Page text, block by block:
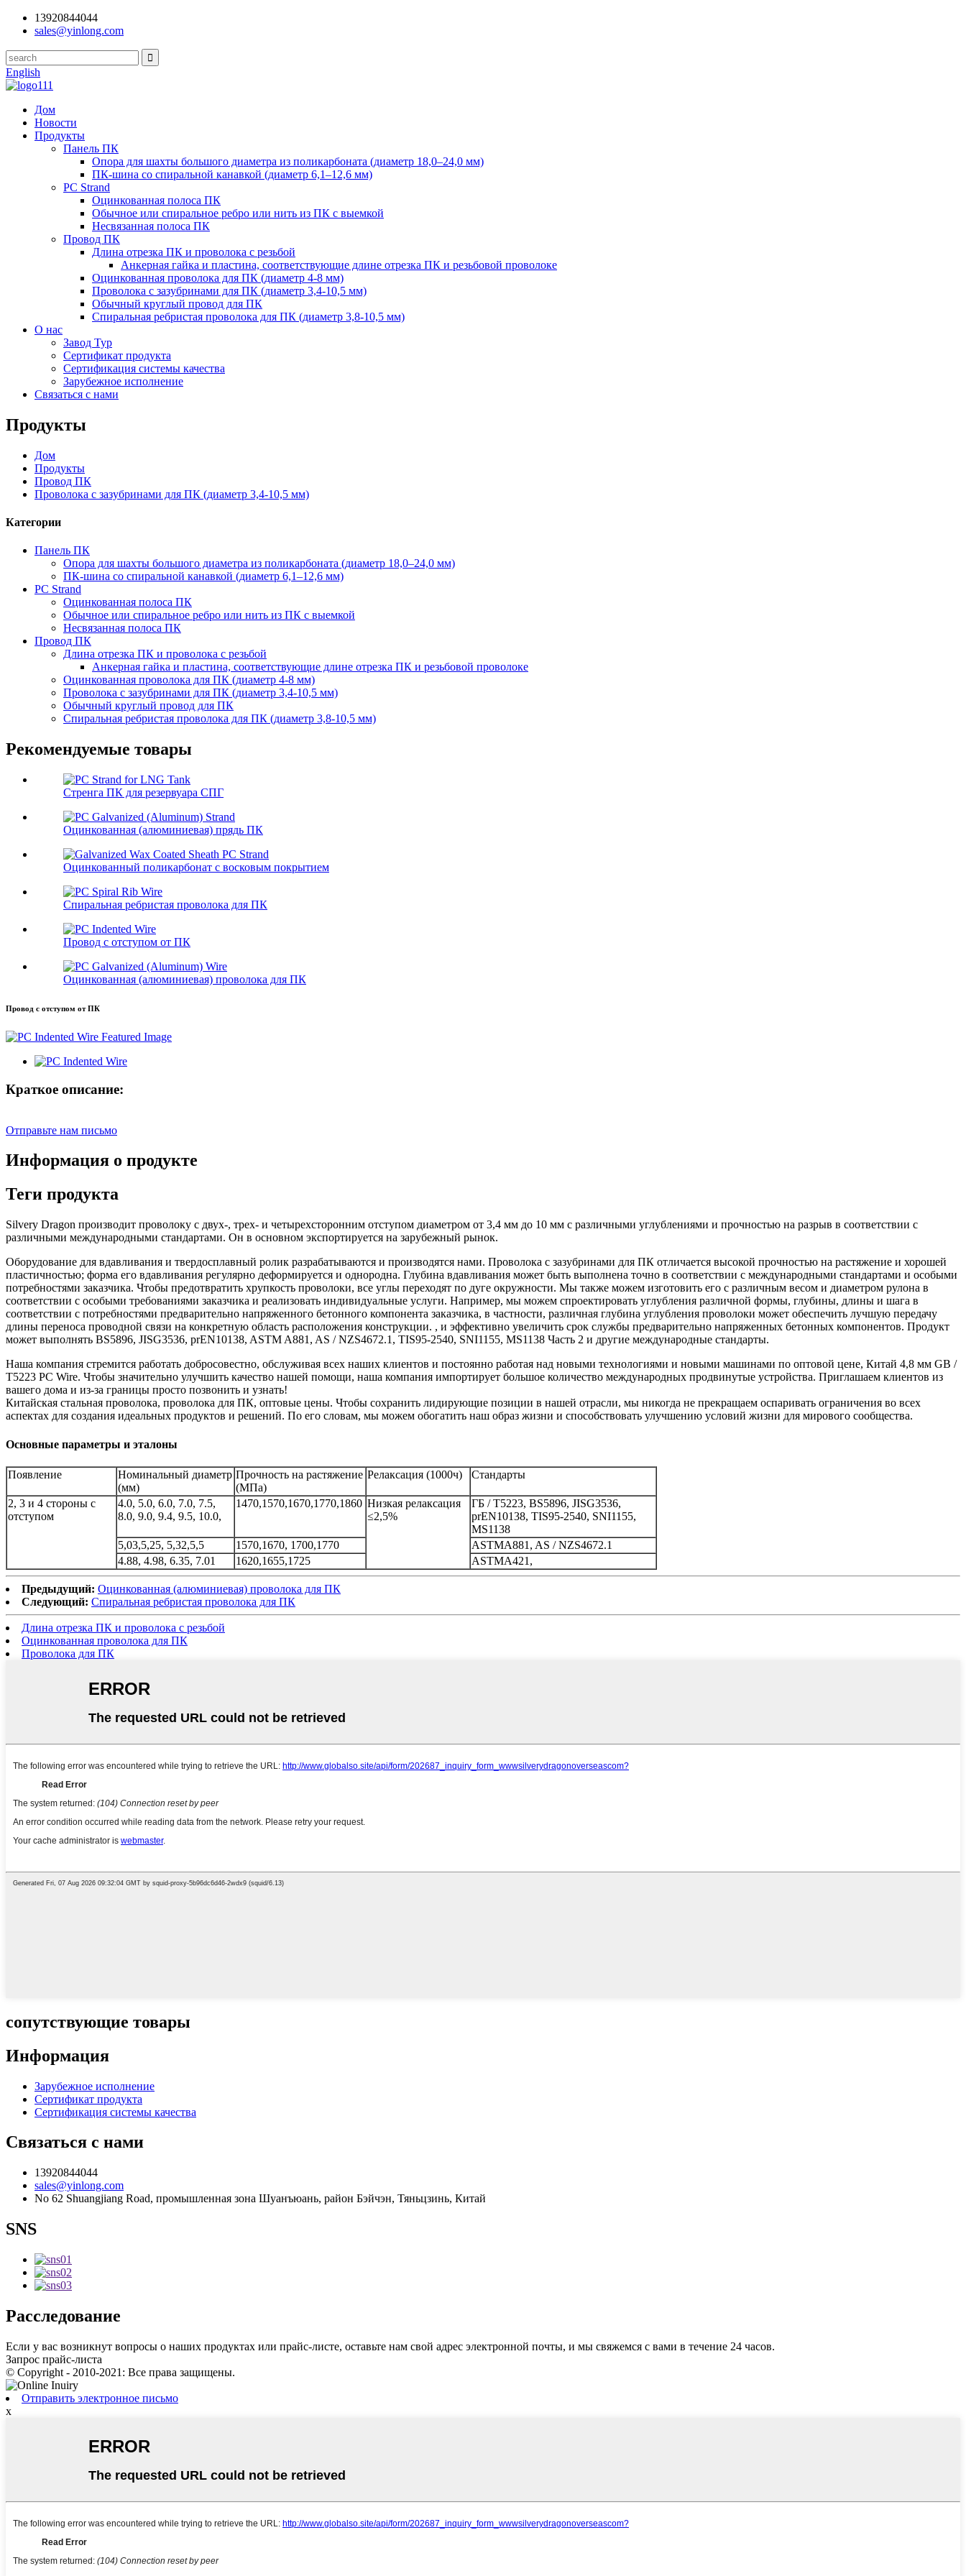
13920844044
sales@yinlong.com
English
Дом
Новости
Продукты
Панель ПК
Опора для шахты большого диаметра из поликарбоната (диаметр 18,0–24,0 мм)
ПК-шина со спиральной канавкой (диаметр 6,1–12,6 мм)
PC Strand
Оцинкованная полоса ПК
Обычное или спиральное ребро или нить из ПК с выемкой
Несвязанная полоса ПК
Провод ПК
Длина отрезка ПК и проволока с резьбой
Анкерная гайка и пластина, соответствующие длине отрезка ПК и резьбовой проволоке
Оцинкованная проволока для ПК (диаметр 4-8 мм)
Проволока с зазубринами для ПК (диаметр 3,4-10,5 мм)
Обычный круглый провод для ПК
Спиральная ребристая проволока для ПК (диаметр 3,8-10,5 мм)
О нас
Завод Тур
Сертификат продукта
Сертификация системы качества
Зарубежное исполнение
Связаться с нами
Продукты
Дом
Продукты
Провод ПК
Проволока с зазубринами для ПК (диаметр 3,4-10,5 мм)
Категории
Панель ПК
Опора для шахты большого диаметра из поликарбоната (диаметр 18,0–24,0 мм)
ПК-шина со спиральной канавкой (диаметр 6,1–12,6 мм)
PC Strand
Оцинкованная полоса ПК
Обычное или спиральное ребро или нить из ПК с выемкой
Несвязанная полоса ПК
Провод ПК
Длина отрезка ПК и проволока с резьбой
Анкерная гайка и пластина, соответствующие длине отрезка ПК и резьбовой проволоке
Оцинкованная проволока для ПК (диаметр 4-8 мм)
Проволока с зазубринами для ПК (диаметр 3,4-10,5 мм)
Обычный круглый провод для ПК
Спиральная ребристая проволока для ПК (диаметр 3,8-10,5 мм)
Рекомендуемые товары
Стренга ПК для резервуара СПГ
Оцинкованная (алюминиевая) прядь ПК
Оцинкованный поликарбонат с восковым покрытием
Спиральная ребристая проволока для ПК
Провод с отступом от ПК
Оцинкованная (алюминиевая) проволока для ПК
Провод с отступом от ПК
Краткое описание:
Отправьте нам письмо
Информация о продукте
Теги продукта
Silvery Dragon производит проволоку с двух-, трех- и четырехсторонним отступом диаметром от 3,4 мм до 10 мм с различными углублениями и прочностью на разрыв в соответствии с
различными международными стандартами. Он в основном экспортируется на зарубежный рынок.
Оборудование для вдавливания и твердосплавный ролик разрабатываются и производятся нами. Проволока с зазубринами для ПК отличается высокой прочностью на растяжение и хорошей
пластичностью; форма его вдавливания регулярно деформируется и однородна. Глубина вдавливания может быть выполнена точно в соответствии с международными стандартами и особыми
потребностями заказчика. Чтобы предотвратить хрупкость проволоки, все углы переходят по дуге окружности. Мы также можем изготовить его с различным весом и диаметром рулона в
соответствии с особыми требованиями заказчика и реализовать индивидуальные услуги. Например, мы можем спроектировать углубления различной формы, глубины, длины и шага в
соответствии с потребностями предварительно напряженного бетонного компонента заказчика, в частности, различная глубина углубления проволоки может обеспечить лучшую передачу
длины переноса проводной связи на конкретную область расположения конструкции. , и эффективно увеличить срок службы предварительно напряженных бетонных компонентов. Продукт
может выполнять BS5896, JISG3536, prEN10138, ASTM A881, AS / NZS4672.1, TIS95-2540, SNI1155, MS1138 Часть 2 и другие международные стандарты.
Наша компания стремится работать добросовестно, обслуживая всех наших клиентов и постоянно работая над новыми технологиями и новыми машинами по оптовой цене, Китай 4,8 мм GB /
T5223 PC Wire. Чтобы значительно улучшить качество нашей помощи, наша компания импортирует большое количество международных продвинутые устройства. Приглашаем клиентов из
вашего дома и из-за границы просто позвонить и узнать!
Китайская стальная проволока, проволока для ПК, оптовые цены. Чтобы сохранить лидирующие позиции в нашей отрасли, мы никогда не прекращаем оспаривать ограничения во всех
аспектах для создания идеальных продуктов и решений. По его словам, мы можем обогатить наш образ жизни и способствовать улучшению условий жизни для мирового сообщества.
Основные параметры и эталоны
Появление
Номинальный диаметр
(мм)
Прочность на растяжение
(МПа)
Релаксация (1000ч) Стандарты
2, 3 и 4 стороны с
отступом
4.0, 5.0, 6.0, 7.0, 7.5,
8.0, 9.0, 9.4, 9.5, 10.0,
1470,1570,1670,1770,1860 Низкая релаксация
≤2,5%
ГБ / T5223, BS5896, JISG3536,
prEN10138, TIS95-2540, SNI1155,
MS1138
5,03,5,25, 5,32,5,5
1570,1670, 1700,1770
ASTMA881, AS / NZS4672.1
4.88, 4.98, 6.35, 7.01
1620,1655,1725 ASTMA421,
Предыдущий: Оцинкованная (алюминиевая) проволока для ПК
Следующий: Спиральная ребристая проволока для ПК
Длина отрезка ПК и проволока с резьбой
Оцинкованная проволока для ПК
Проволока для ПК
сопутствующие товары
Информация
Зарубежное исполнение
Сертификат продукта
Сертификация системы качества
Связаться с нами
13920844044
sales@yinlong.com
No 62 Shuangjiang Road, промышленная зона Шуанъюань, район Бэйчэн, Тяньцзинь, Китай
SNS
Расследование
Если у вас возникнут вопросы о наших продуктах или прайс-листе, оставьте нам свой адрес электронной почты, и мы свяжемся с вами в течение 24 часов.
Запрос прайс-листа
© Copyright - 2010-2021: Все права защищены.
Отправить электронное письмо
x